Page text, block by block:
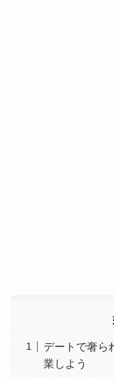
デートで奢ら
業しよう